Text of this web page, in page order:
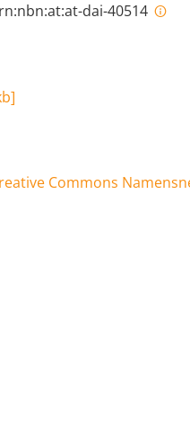
dai-40514
]
Commons